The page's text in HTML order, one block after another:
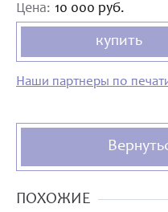
Цена: 10 000 руб.
купить
Наши партнеры по
ПОХОЖИЕ